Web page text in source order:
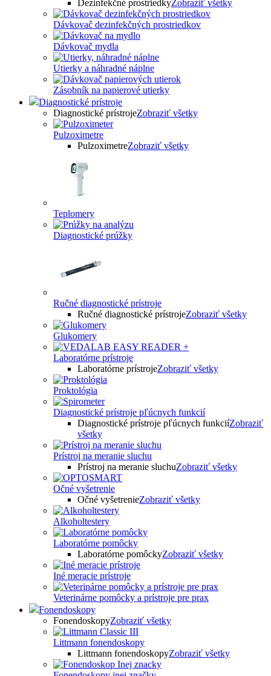
Dezinfekčné prostriedkyZobraziť všetky
Dávkovač dezinfekčných prostriedkov
Dávkovač mydla
Utierky a náhradné náplne
Zásobník na papierové utierky
Diagnostické prístroje
Diagnostické prístrojeZobraziť všetky
Pulzoximetre
PulzoximetreZobraziť všetky
Teplomery
Diagnostické prúžky
Ručné diagnostické prístroje
Ručné diagnostické prístrojeZobraziť všetky
Glukomery
Laboratórne prístroje
Laboratórne prístrojeZobraziť všetky
Proktológia
Diagnostické prístroje pľúcnych funkcií
Diagnostické prístroje pľúcnych funkciíZobraziť
všetky
Prístroj na meranie sluchu
Prístroj na meranie sluchuZobraziť všetky
Očné vyšetrenie
Očné vyšetrenieZobraziť všetky
Alkoholtestery
Laboratórne pomôcky
Laboratórne pomôckyZobraziť všetky
Iné meracie prístroje
Veterinárne pomôcky a prístroje pre prax
Fonendoskopy
FonendoskopyZobraziť všetky
Littmann fonendoskopy
Littmann fonendoskopyZobraziť všetky